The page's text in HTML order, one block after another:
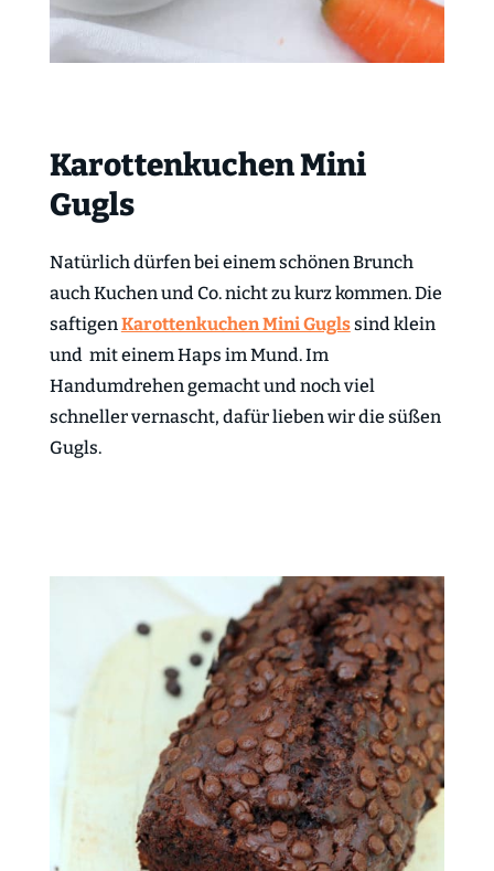
Karottenkuchen Mini
Gugls
Natürlich dürfen bei einem schönen Brunch
auch Kuchen und Co. nicht zu kurz kommen. Die
saftigen Karottenkuchen Mini Guglssind klein
und mit einem Haps im Mund. Im
Handumdrehen gemacht und noch viel
schneller vernascht, dafür lieben wir die süßen
Gugls.